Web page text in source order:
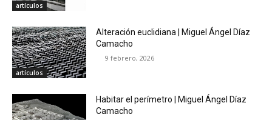
artículos
artículos
Alteración euclidiana | Miguel Ángel Díaz
Camacho
9 febrero, 2026
Habitar el perímetro | Miguel Ángel Díaz
Camacho